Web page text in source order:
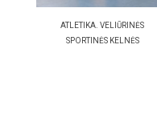
ATLETIKA. VELIŪRINĖS
SPORTINĖS KELNĖS